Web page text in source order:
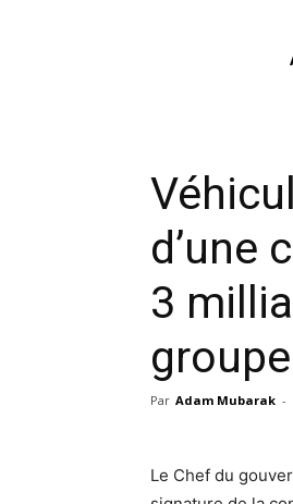
d’une
3
Par Adam Mubarak -
Le Chef du